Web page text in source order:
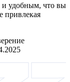
и удобным, что вы
привлекая